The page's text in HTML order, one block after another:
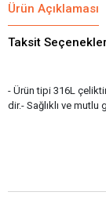
Ürün Açıklaması
Taksit
- Ürün tipi 316L
dir.- Sağlıklı ve